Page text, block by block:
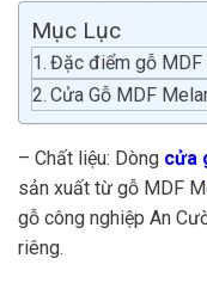
Mục Lục
Đặc điểm gỗ MDF
Cửa Gỗ MDF
– Chất liệu: Dòng cửa
sản xuất từ gỗ MDF
gỗ công nghiệp An
riêng.